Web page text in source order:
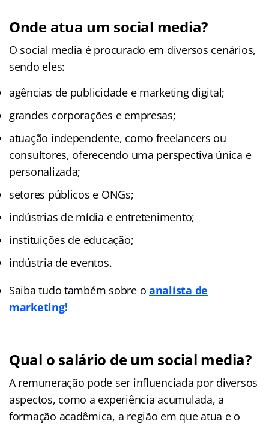
Onde atua um social media?
O social media é procurado em diversos cenários,
sendo eles:
agências de publicidade e marketing digital;
grandes corporações e empresas;
atuação independente, como freelancers ou
consultores, oferecendo uma perspectiva única e
personalizada;
setores públicos e ONGs;
indústrias de mídia e entretenimento;
instituições de educação;
indústria de eventos.
Saiba tudo também sobre o analista de
marketing!
Qual o salário de um social media?
A remuneração pode ser influenciada por diversos
aspectos, como a experiência acumulada, a
formação acadêmica, a região em que atua e o